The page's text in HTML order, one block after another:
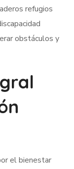
refugios
obstáculos y
el bienestar